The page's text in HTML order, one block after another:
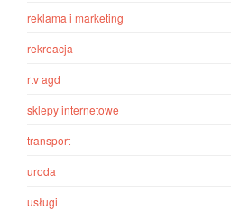
reklama i marketing
rekreacja
rtv agd
sklepy internetowe
transport
uroda
usługi